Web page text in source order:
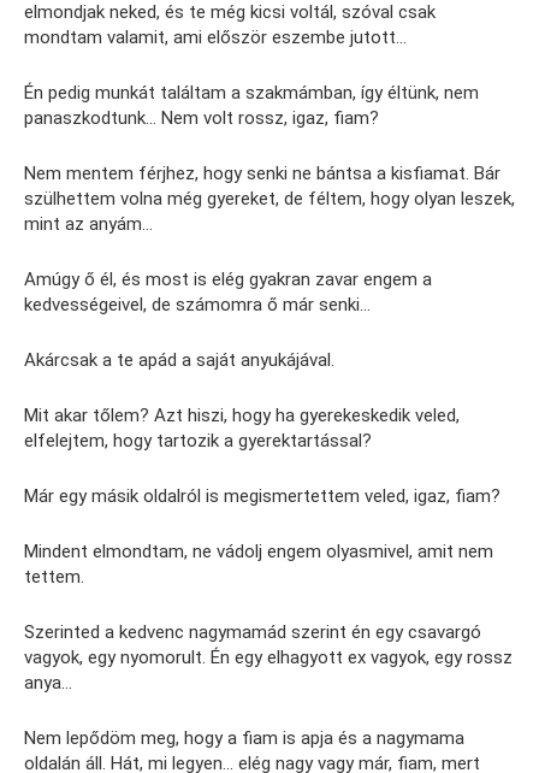
elmondjak neked, és te még kicsi voltál, szóval csak
mondtam valamit, ami először eszembe jutott…
Én pedig munkát találtam a szakmámban, így éltünk, nem
panaszkodtunk… Nem volt rossz, igaz, fiam?
Nem mentem férjhez, hogy senki ne bántsa a kisfiamat. Bár
szülhettem volna még gyereket, de féltem, hogy olyan leszek,
mint az anyám…
Amúgy ő él, és most is elég gyakran zavar engem a
kedvességeivel, de számomra ő már senki…
Akárcsak a te apád a saját anyukájával.
Mit akar tőlem? Azt hiszi, hogy ha gyerekeskedik veled,
elfelejtem, hogy tartozik a gyerektartással?
Már egy másik oldalról is megismertettem veled, igaz, fiam?
Mindent elmondtam, ne vádolj engem olyasmivel, amit nem
tettem.
Szerinted a kedvenc nagymamád szerint én egy csavargó
vagyok, egy nyomorult. Én egy elhagyott ex vagyok, egy rossz
anya…
Nem lepődöm meg, hogy a fiam is apja és a nagymama
oldalán áll. Hát, mi legyen… elég nagy vagy már, fiam, mert